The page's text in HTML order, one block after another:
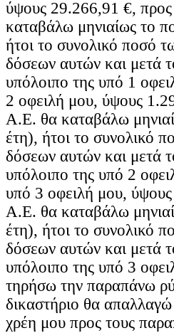
ύψους 29.266,91 €,
καταβάλω μηνιαίως το
ήτοι το συνολικό ποσό
δόσεων αυτών και μετά
υπόλοιπο της υπό 1
2 οφειλή μου, ύψους
Α.Ε. θα καταβάλω
έτη), ήτοι το συνολικό
δόσεων αυτών και μετά
υπόλοιπο της υπό 2
υπό 3 οφειλή μου,
Α.Ε. θα καταβάλω
έτη), ήτοι το συνολικό
δόσεων αυτών και μετά
υπόλοιπο της υπό 3
τηρήσω την παραπάνω
δικαστήριο θα
χρέη μου προς τους